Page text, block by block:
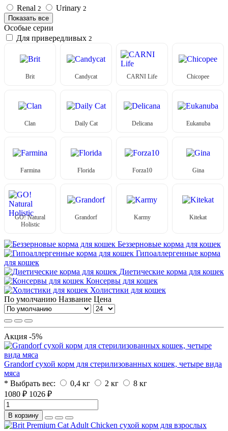
Renal 2 Urinary 2
Показать все
Особые серии
Для привередливых 2
Brit Candycat CARNI Life Chicopee
Clan Daily Cat Delicana Eukanuba
Farmina Florida Forza10 Gina
GO! Natural
Holistic
Grandorf Karmy Kitekat
Беззерновые корма для кошек
Гипоаллергенные корма
для кошек
Диетические корма для кошек
Консервы для кошек
Холистики для кошек
По умолчанию Название Цена
Акция -5%
Grandorf сухой корм для стерилизованных кошек, четыре вида
мяса
* Выбрать вес:
0,4 кг 2 кг
8 кг
1080 ₽ 1026 ₽
В корзину